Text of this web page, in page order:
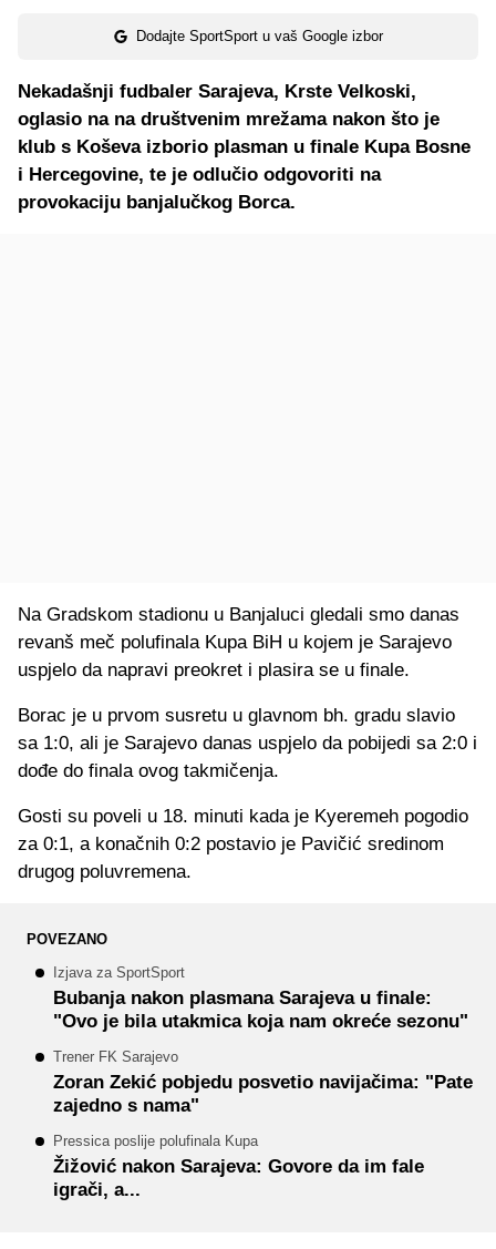
Dodajte SportSport u vaš Google izbor
Nekadašnji fudbaler Sarajeva, Krste Velkoski,
oglasio na na društvenim mrežama nakon što je
klub s Koševa izborio plasman u finale Kupa Bosne
i Hercegovine, te je odlučio odgovoriti na
provokaciju banjalučkog Borca.
Na Gradskom stadionu u Banjaluci gledali smo danas
revanš meč polufinala Kupa BiH u kojem je Sarajevo
uspjelo da napravi preokret i plasira se u finale.
Borac je u prvom susretu u glavnom bh. gradu slavio
sa 1:0, ali je Sarajevo danas uspjelo da pobijedi sa 2:0 i
dođe do finala ovog takmičenja.
Gosti su poveli u 18. minuti kada je Kyeremeh pogodio
za 0:1, a konačnih 0:2 postavio je Pavičić sredinom
drugog poluvremena.
POVEZANO
Izjava za SportSport
Bubanja nakon plasmana Sarajeva u finale:
"Ovo je bila utakmica koja nam okreće sezonu"
Trener FK Sarajevo
Zoran Zekić pobjedu posvetio navijačima: "Pate
zajedno s nama"
Pressica poslije polufinala Kupa
Žižović nakon Sarajeva: Govore da im fale
igrači, a...